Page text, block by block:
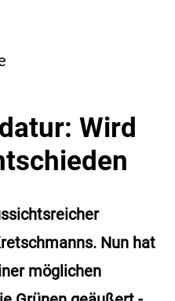
Wird
Nun hat
möglichen